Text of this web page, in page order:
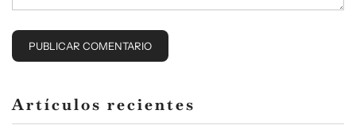
Artículos recientes